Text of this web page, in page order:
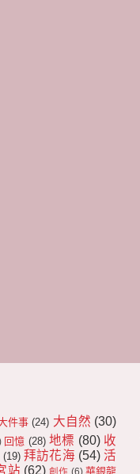
件事 (24) 大自然 (30)
回憶 (28) 地標 (80) 收
(19) 拜訪花海 (54) 活
站 (62) 創作 (6) 華銀龍